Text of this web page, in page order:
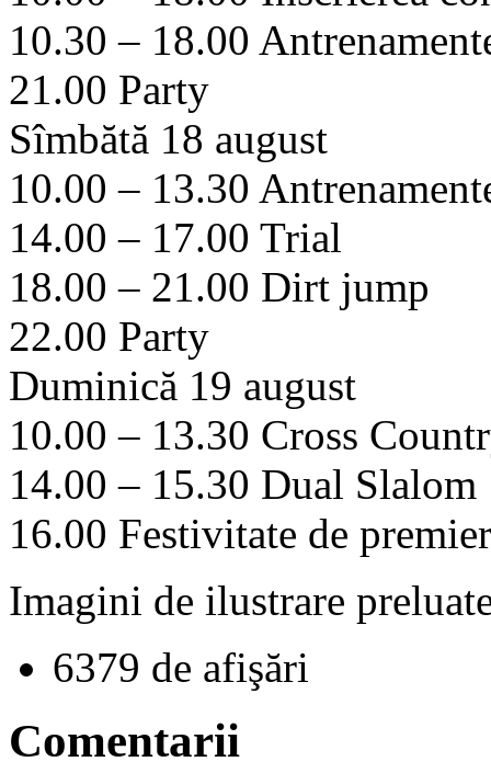
10.30 – 18.00
21.00 Party
Sîmbătă 18 august
10.00 – 13.30
14.00 – 17.00 Trial
18.00 – 21.00 Dirt jump
22.00 Party
Duminică 19 august
10.00 – 13.30 Cross
14.00 – 15.30 Dual Slalom
16.00 Festivitate de
Imagini de ilustrare
6379 de afişări
Comentarii